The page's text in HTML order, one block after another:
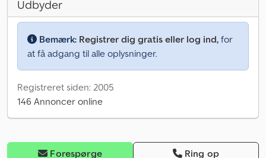
Udbyder
Bemærk: Registrer dig gratis eller log ind, for
at få adgang til alle oplysninger.
Registreret siden: 2005
146 Annoncer online
Forespørge Ring op